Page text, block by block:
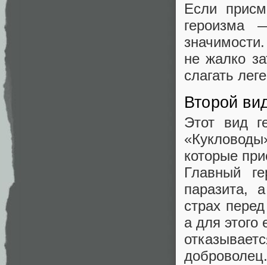
Если
героизма
не жалко
слагать
Второй
Этот вид
которые
Главный
паразита,
страх
а для этого